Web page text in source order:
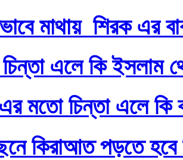
মাথায় শিরক এর
এলে কি ইসলাম
মতো চিন্তা এলে কি
কিরাআত পড়তে হবে